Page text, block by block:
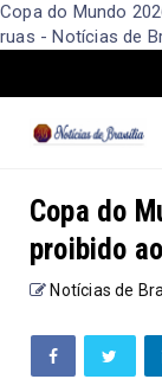
Copa do Mundo
ruas - Notícias de
Copa do
proibido
Notícias de